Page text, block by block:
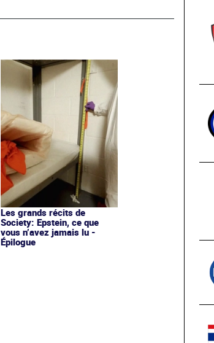
Les grands récits de
Society: Epstein, ce que
vous n’avez jamais lu -
Épilogue